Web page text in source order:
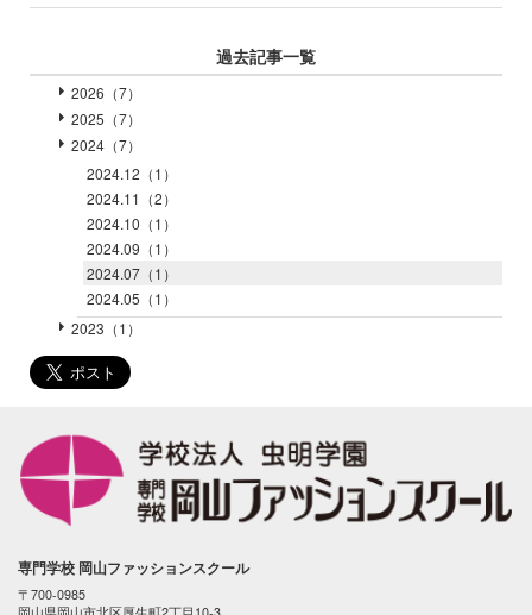
過去記事一覧
2026（7）
2025（7）
2024（7）
2024.12（1）
2024.11（2）
2024.10（1）
2024.09（1）
2024.07（1）
2024.05（1）
2023（1）
専門学校 岡山ファッションスクール
〒700-0985